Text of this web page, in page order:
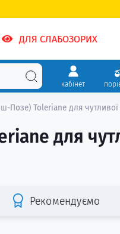
ДЛЯ СЛАБОЗОРИХ
кабінет
Позе) Toleriane для
для
Рекомендуємо